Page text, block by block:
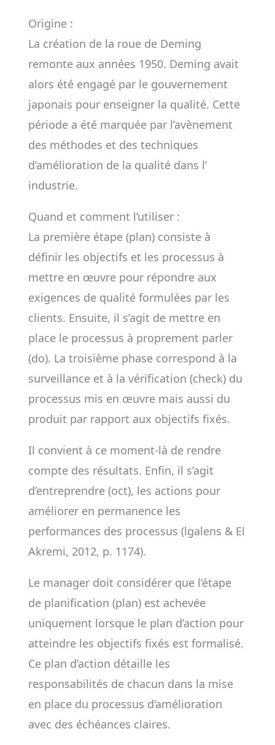
Origine :
La création de la roue de Deming
remonte aux années 1950. Deming avait
alors été engagé par le gouvernement
japonais pour enseigner la qualité. Cette
période a été marquée par l’avènement
des méthodes et des techniques
d’amélioration de la qualité dans l’
industrie.
Quand et comment l’utiliser :
La première étape (plan) consiste à
définir les objectifs et les processus à
mettre en œuvre pour répondre aux
exigences de qualité formulées par les
clients. Ensuite, il s’agit de mettre en
place le processus à proprement parler
(do). La troisième phase correspond à la
surveillance et à la vérification (check) du
processus mis en œuvre mais aussi du
produit par rapport aux objectifs fixés.
Il convient à ce moment-là de rendre
compte des résultats. Enfin, il s’agit
d’entreprendre (oct), les actions pour
améliorer en permanence les
performances des processus (lgalens & El
Akremi, 2012, p. 1174).
Le manager doit considérer que l’étape
de planification (plan) est achevée
uniquement lorsque le plan d’action pour
atteindre les objectifs fixés est formalisé.
Ce plan d’action détaille les
responsabilités de chacun dans la mise
en place du processus d’amélioration
avec des échéances claires.